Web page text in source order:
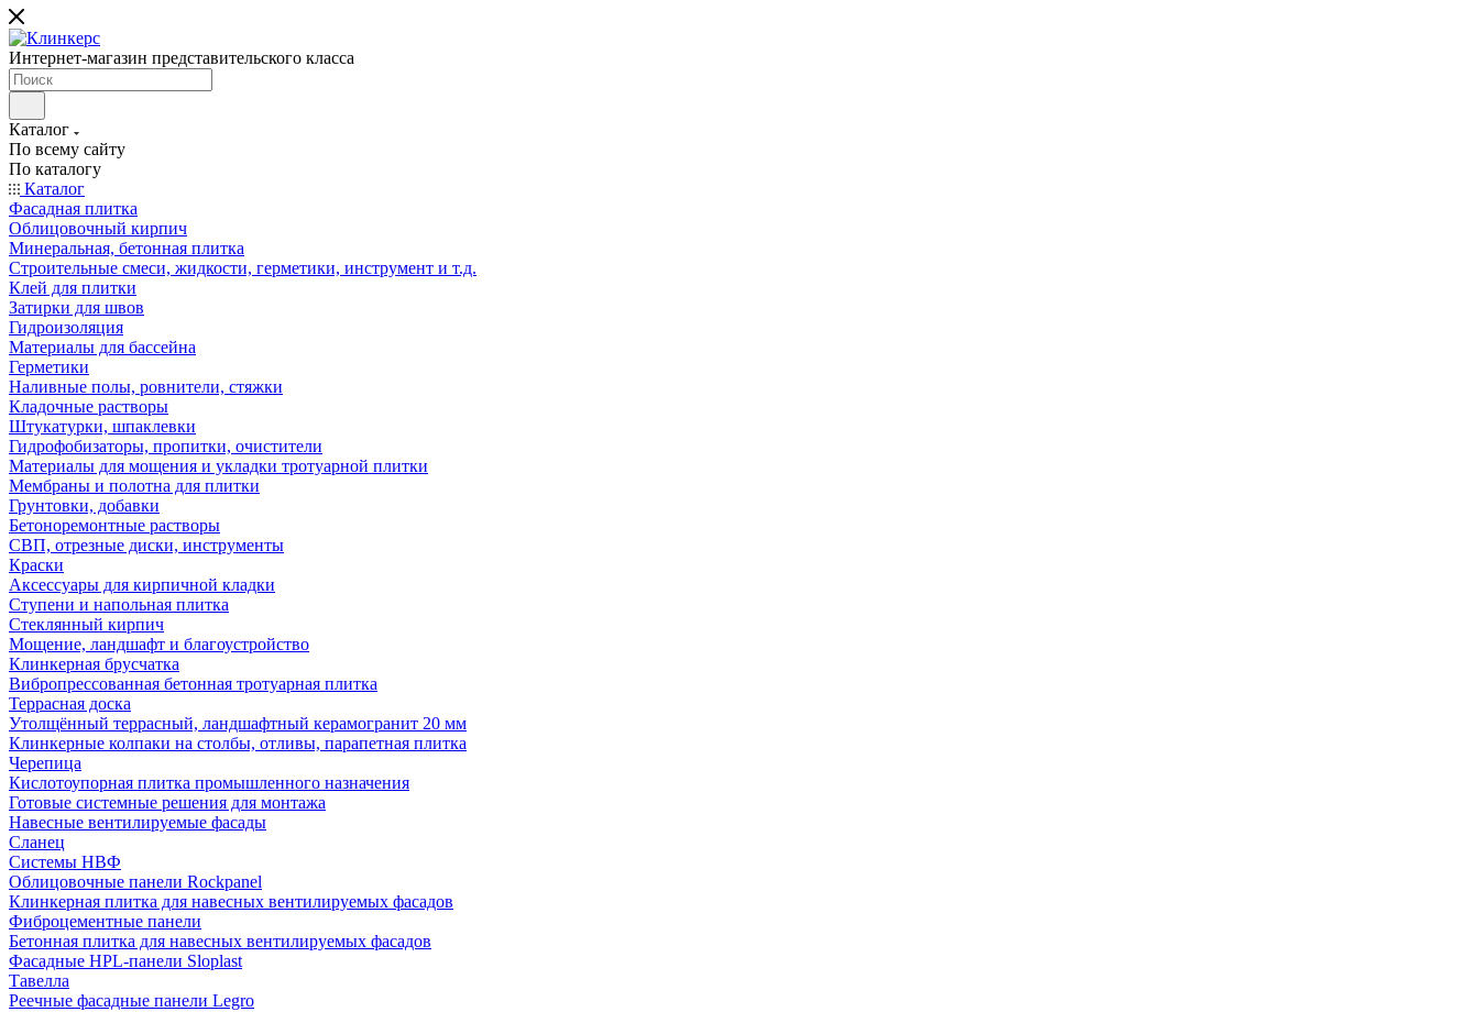
Интернет-магазин представительского класса
Каталог
По всему сайту
По каталогу
Каталог
Фасадная плитка
Облицовочный кирпич
Минеральная, бетонная плитка
Строительные смеси, жидкости, герметики, инструмент и т.д.
Клей для плитки
Затирки для швов
Гидроизоляция
Материалы для бассейна
Герметики
Наливные полы, ровнители, стяжки
Кладочные растворы
Штукатурки, шпаклевки
Гидрофобизаторы, пропитки, очистители
Материалы для мощения и укладки тротуарной плитки
Мембраны и полотна для плитки
Грунтовки, добавки
Бетоноремонтные растворы
СВП, отрезные диски, инструменты
Краски
Аксессуары для кирпичной кладки
Ступени и напольная плитка
Cтеклянный кирпич
Мощение, ландшафт и благоустройство
Клинкерная брусчатка
Вибропрессованная бетонная тротуарная плитка
Террасная доска
Утолщённый террасный, ландшафтный керамогранит 20 мм
Клинкерные колпаки на столбы, отливы, парапетная плитка
Черепица
Кислотоупорная плитка промышленного назначения
Готовые системные решения для монтажа
Навесные вентилируемые фасады
Сланец
Системы НВФ
Облицовочные панели Rockpanel
Клинкерная плитка для навесных вентилируемых фасадов
Фиброцементные панели
Бетонная плитка для навесных вентилируемых фасадов
Фасадные HPL-панели Sloplast
Тавелла
Реечные фасадные панели Legro